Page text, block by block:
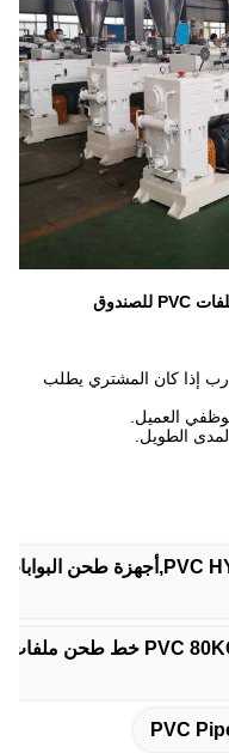
آلة طحن الملفات البلاستيكية / آلة طحن ملفات PVC للصندوق
إذا كان المشتري يطلب
PVC